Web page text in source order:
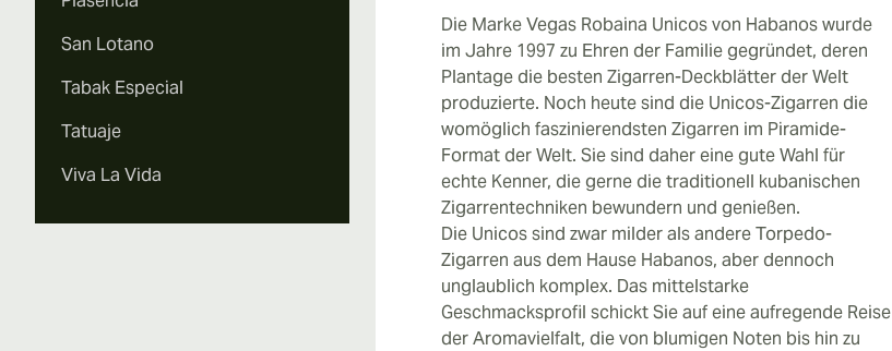
San Lotano
Tabak Especial
Tatuaje
Viva La Vida
Die Marke Vegas Robaina Unicos von Habanos wurde
im Jahre 1997 zu Ehren der Familie gegründet, deren
Plantage die besten Zigarren-Deckblätter der Welt
produzierte. Noch heute sind die Unicos-Zigarren die
womöglich faszinierendsten Zigarren im Piramide-
Format der Welt. Sie sind daher eine gute Wahl für
echte Kenner, die gerne die traditionell kubanischen
Zigarrentechniken bewundern und genießen.
Die Unicos sind zwar milder als andere Torpedo-
Zigarren aus dem Hause Habanos, aber dennoch
unglaublich komplex. Das mittelstarke
Geschmacksprofil schickt Sie auf eine aufregende Reise
der Aromavielfalt, die von blumigen Noten bis hin zu